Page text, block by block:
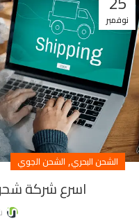
نوفمبر
الشحن البحري, الشحن الجوي
اسرع شركة شحن